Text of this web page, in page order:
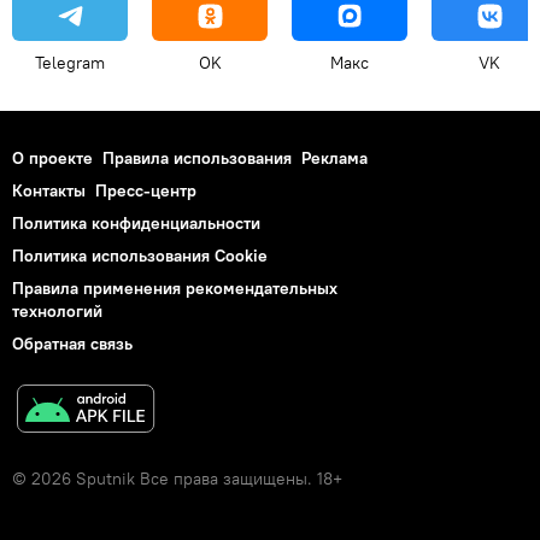
Telegram OK Макс VK
О проекте Правила использования Реклама
Контакты Пресс-центр
Политика конфиденциальности
Политика использования Cookie
Правила применения рекомендательных
технологий
Обратная связь
© 2026 Sputnik Все права защищены. 18+